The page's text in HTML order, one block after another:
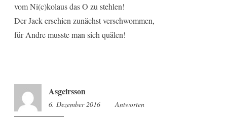
vom Ni(c)kolaus das O zu stehlen!
Der Jack erschien zunächst verschwommen,
für Andre musste man sich quälen!
Asgeirsson
6. Dezember 2016 18:23
Antworten